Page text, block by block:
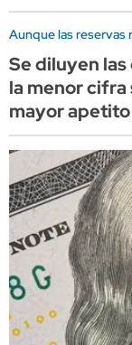
Aunque las
Se diluyen
la menor cifra
mayor